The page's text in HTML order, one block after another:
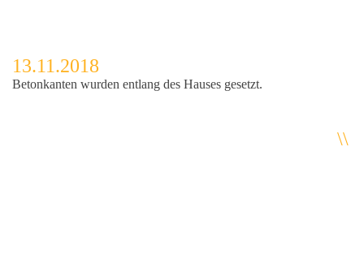
13.11.2018
Betonkanten wurden entlang des Hauses gesetzt.
\\